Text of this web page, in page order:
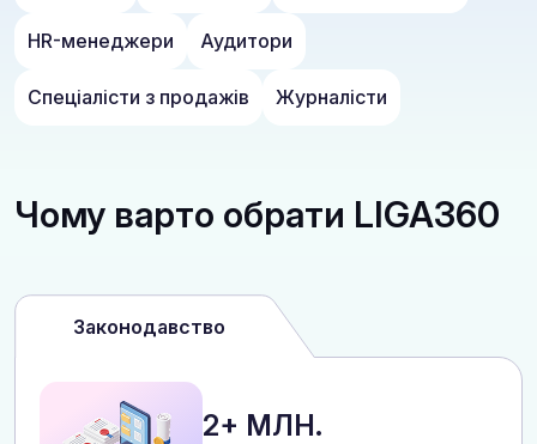
HR-менеджери Аудитори
Спеціалісти з продажів Журналісти
Чому варто обрати LIGA360
Законодавство
2+ МЛН.